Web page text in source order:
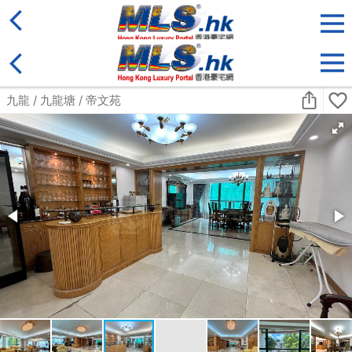
售盤 類別
收藏
搜尋條件: 售盤
載入中...
相關網站:
科一物業資訊
宅谷地產資訊網
香港格價網 ＄ 樓盤
搵樓18
Copyright © 1995 - 2026 香港豪宅網 保留一切權利
MLS.hk O/B Multiple Listing System Ltd.